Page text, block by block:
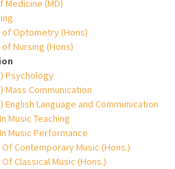
Medicine (MD)
of Optometry (Hons)
of Nursing (Hons)
Psychology
Mass Communication
English Language and Communication
Music Teaching
Music Performance
Of Contemporary Music (Hons.)
Classical Music (Hons.)